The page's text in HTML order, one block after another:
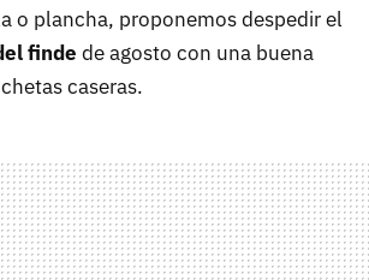
o plancha, proponemos despedir el
finde de agosto con una buena
caseras.